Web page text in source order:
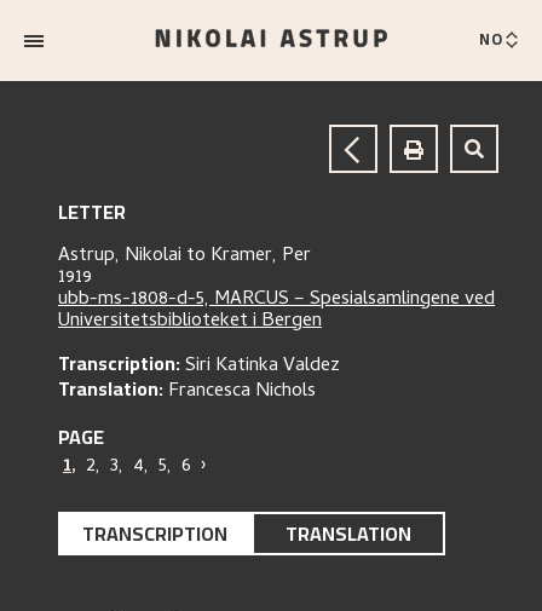
NO
LETTER
Astrup, Nikolai to Kramer, Per
1919
ubb-ms-1808-d-5, MARCUS – Spesialsamlingene ved
Universitetsbiblioteket i Bergen
Transcription:Siri Katinka Valdez
Translation:Francesca Nichols
PAGE
1, 2, 3, 4, 5, 6 ›
TRANSCRIPTION TRANSLATION